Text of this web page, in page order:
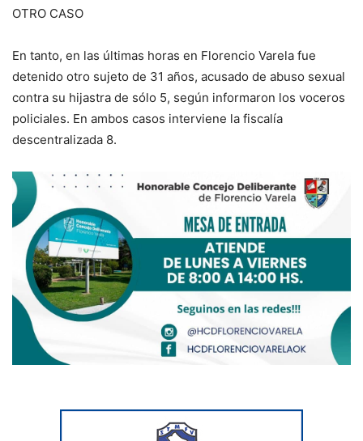
OTRO CASO
En tanto, en las últimas horas en Florencio Varela fue
detenido otro sujeto de 31 años, acusado de abuso sexual
contra su hijastra de sólo 5, según informaron los voceros
policiales. En ambos casos interviene la fiscalía
descentralizada 8.